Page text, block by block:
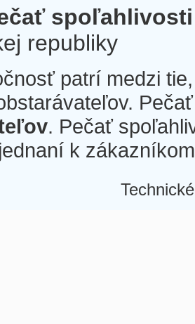
spoľahlivosti
republiky
patrí medzi
. Pečať
k